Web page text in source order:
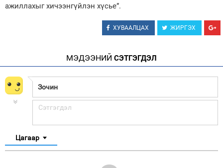
ажиллахыг хичээнгүйлэн хүсье”.
ХУВААЛЦАХ ЖИРГЭХ
МЭДЭЭНИЙ СЭТГЭГДЭЛ
Цагаар